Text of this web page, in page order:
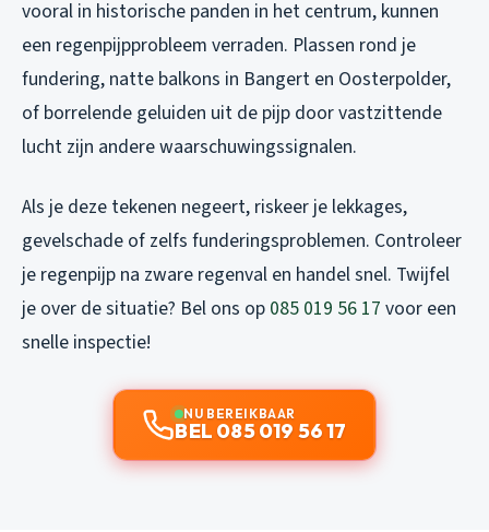
vooral in historische panden in het centrum, kunnen
een regenpijpprobleem verraden. Plassen rond je
fundering, natte balkons in Bangert en Oosterpolder,
of borrelende geluiden uit de pijp door vastzittende
lucht zijn andere waarschuwingssignalen.
Als je deze tekenen negeert, riskeer je lekkages,
gevelschade of zelfs funderingsproblemen. Controleer
je regenpijp na zware regenval en handel snel. Twijfel
je over de situatie? Bel ons op 085 019 56 17 voor een
snelle inspectie!
NU BEREIKBAAR
BEL 085 019 56 17